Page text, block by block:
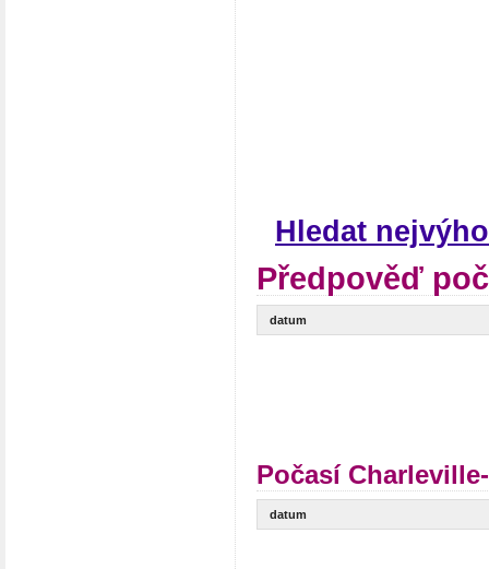
Hledat
Předpověď
datum
Počasí
datum